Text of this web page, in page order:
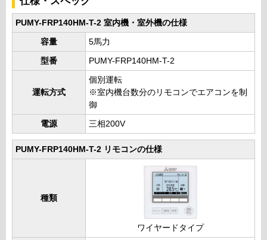
PUMY-FRP140HM-T-2 室内機・室外機の仕様
容量 5馬力
型番 PUMY-FRP140HM-T-2
運転方式
個別運転
※室内機台数分のリモコンでエアコンを制
御
電源 三相200V
PUMY-FRP140HM-T-2 リモコンの仕様
種類
ワイヤードタイプ